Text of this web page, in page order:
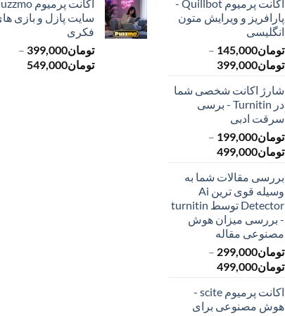
اکانت پرمیوم Quillbot -
پارافریز و ویرایش متون
انگلیسی
تومان145,000
–
تومان399,000
تومان145,000
تا
شارژ اکانت شخصی شما
در Turnitin - برسی
سرقت ادبی
تومان199,000
–
تومان499,000محدوده
تومان199,000
تا
تومان499,000
بررسی مقالات شما به
وسیله قوی ترین Ai
Detector توسط turnitin
- بررسی میزان هوش
مصنوعی مقاله
تومان299,000
–
تومان499,000محدوده
تا
اکانت پرمیوم scite -
هوش مصنوعی برای
سایت پازل و بازی
فکری
تومان399,000
–
تومان549,000